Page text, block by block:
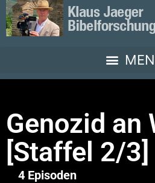
Genozid an
[Staffel 2/3]
4 Episoden